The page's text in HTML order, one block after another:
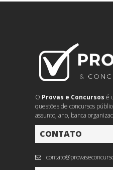
O Provas e Concursos é
questões de concursos
assunto, ano, banca
CONTATO